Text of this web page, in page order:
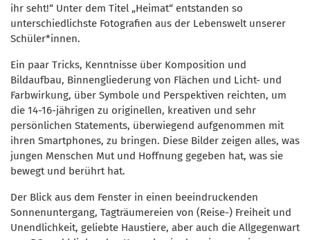
ihr seht!“ Unter dem Titel „Heimat“ entstanden so
unterschiedlichste Fotografien aus der Lebenswelt unserer
Schüler*innen.
Ein paar Tricks, Kenntnisse über Komposition und
Bildaufbau, Binnengliederung von Flächen und Licht- und
Farbwirkung, über Symbole und Perspektiven reichten, um
die 14-16-jährigen zu originellen, kreativen und sehr
persönlichen Statements, überwiegend aufgenommen mit
ihren Smartphones, zu bringen. Diese Bilder zeigen alles, was
jungen Menschen Mut und Hoffnung gegeben hat, was sie
bewegt und berührt hat.
Der Blick aus dem Fenster in einen beeindruckenden
Sonnenuntergang, Tagträumereien von (Reise-) Freiheit und
Unendlichkeit, geliebte Haustiere, aber auch die Allgegenwart